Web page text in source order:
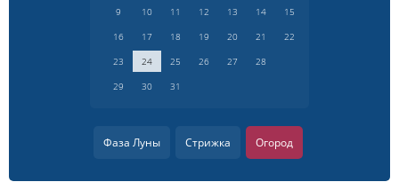
9
10 11 12 13 14
15
16
17 18 19 20 21
22
23
24 25 26 27
28
29
30 31
Фаза Луны Стрижка Огород